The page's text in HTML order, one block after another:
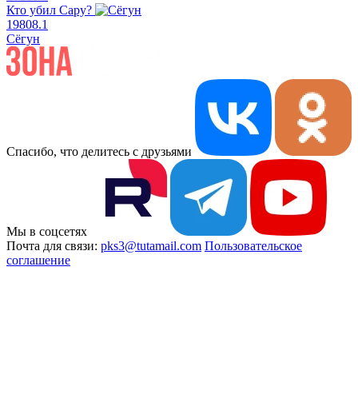
Кто убил Сару?
19808.1
Сёгун
Спасибо, что делитесь с друзьями
Мы в соцсетях
Почта для связи: pks3@tutamail.com Пользовательское
соглашение